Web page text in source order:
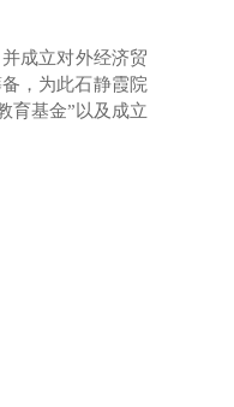
成立对外经济贸
，为此石静霞院
育基金”以及成立